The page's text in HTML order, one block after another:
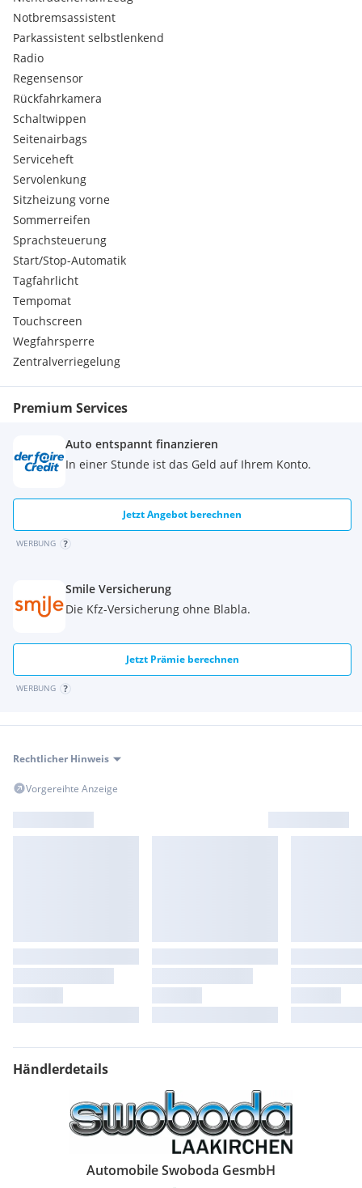
Bordcomputer
Klimaanlage
Bremsassistent
Eco Start-Stop Funktion
Kindersitzbefestigung Isofix
Navigationssystem
Schaltwippen
Wegfahrsperre
Lordosenstütze
LED-Scheinwerfer
Sitzheizung
Einparkhilfe hi. + vo.
Sprachsteuerung
Dachreling
Radio
Einparkhilfe
Lederlenkrad
Mittelarmlehne
Tagfahrlichtschaltung
elektr. Fensterheber
Notbremsassistent
Parkassistent selbstlenkend
Radio
Regensensor
Rückfahrkamera
Schaltwippen
Seitenairbags
Serviceheft
Servolenkung
Sitzheizung vorne
Sommerreifen
Sprachsteuerung
Start/Stop-Automatik
Tagfahrlicht
Tempomat
Touchscreen
Wegfahrsperre
Zentralverriegelung
Premium Services
Auto entspannt finanzieren
In einer Stunde ist das Geld auf Ihrem Konto.
Jetzt Angebot berechnen
WERBUNG
Smile Versicherung
Die Kfz-Versicherung ohne Blabla.
Jetzt Prämie berechnen
WERBUNG
Rechtlicher Hinweis
Vorgereihte Anzeige
Händlerdetails
Automobile Swoboda GesmbH